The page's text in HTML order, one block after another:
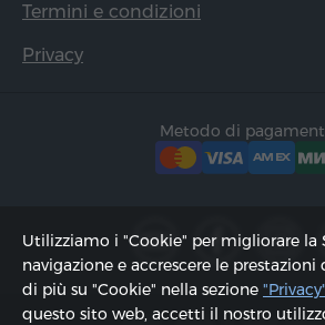
Termini e condizioni
Privacy
Metodo di
Utilizziamo i "Cookie" per migliorare la
navigazione e accrescere le prestazioni
di più su "Cookie" nella sezione "Privacy"
questo sito web, accetti il ​​nostro